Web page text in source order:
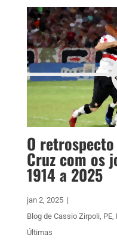
O
Cruz com os
1914 a 2025
jan 2, 2025 |
Blog de Cassio Zirpoli, PE,
Últimas